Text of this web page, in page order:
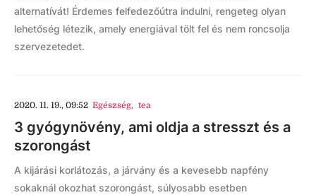
alternatívát! Érdemes felfedezőútra indulni, rengeteg olyan
lehetőség létezik, amely energiával tölt fel és nem roncsolja
szervezetedet.
2020. 11. 19., 09:52 Egészség, tea
3 gyógynövény, ami oldja a stresszt és a
szorongást
A kijárási korlátozás, a járvány és a kevesebb napfény
sokaknál okozhat szorongást, súlyosabb esetben